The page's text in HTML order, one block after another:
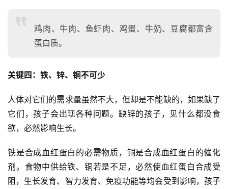
鸡肉、牛肉、鱼虾肉、鸡蛋、牛奶、豆腐都富含
蛋白质。
关键四：铁、锌、铜不可少
人体对它们的需求量虽然不大，但却是不能缺的，如果缺了
它们，孩子会出现各种问题。缺锌的孩子，见什么都没食
欲，必然影响生长。
铁是合成血红蛋白的必需物质，铜是合成血红蛋白的催化
剂。食物中供给铁、铜若是不足，必然使血红蛋白合成受
阻，生长发育、智力发育、免疫功能等均会受到影响，孩子